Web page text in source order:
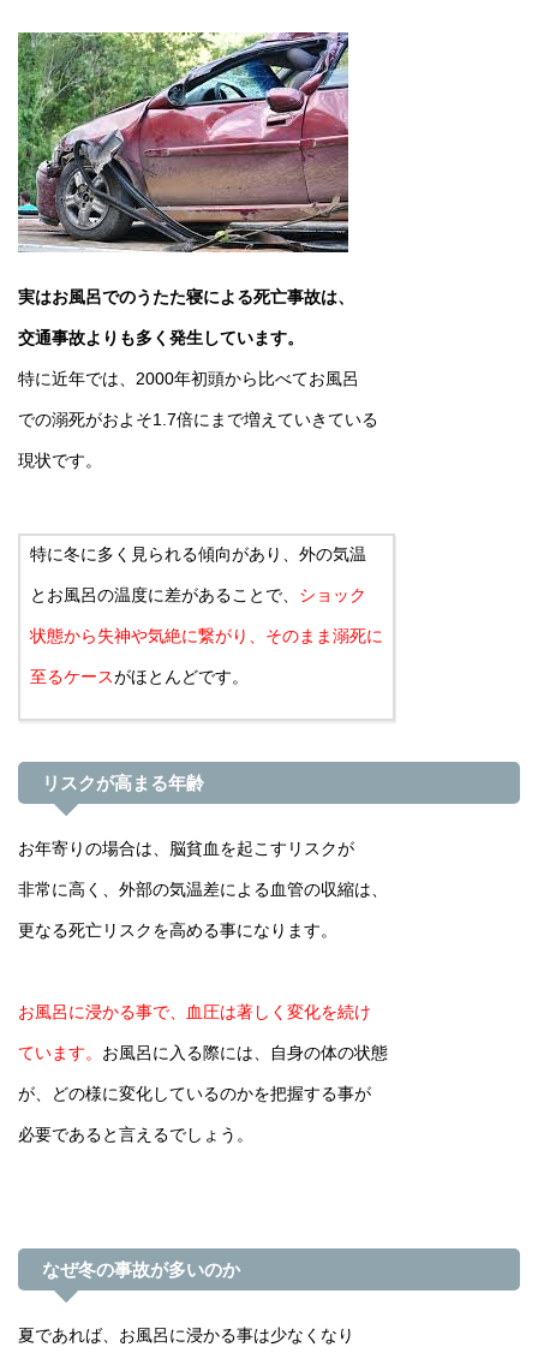
実はお風呂でのうたた寝による死亡事故は、
交通事故よりも多く発生しています。
特に近年では、2000年初頭から比べてお風呂
での溺死がおよそ1.7倍にまで増えていきている
現状です。
特に冬に多く見られる傾向があり、外の気温
とお風呂の温度に差があることで、 ショック
状態から失神や気絶に繋がり、そのまま溺死に
至るケースがほとんどです。
リスクが高まる年齢
お年寄りの場合は、脳貧血を起こすリスクが
非常に高く、外部の気温差による血管の収縮は、
更なる死亡リスクを高める事になります。
お風呂に浸かる事で、血圧は著しく変化を続け
ています。 お風呂に入る際には、自身の体の状態
が、どの様に変化しているのかを把握する事が
必要であると言えるでしょう。
なぜ冬の事故が多いのか
夏であれば、お風呂に浸かる事は少なくなり